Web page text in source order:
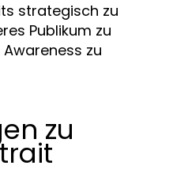
strategisch zu
Publikum zu
zu
zu